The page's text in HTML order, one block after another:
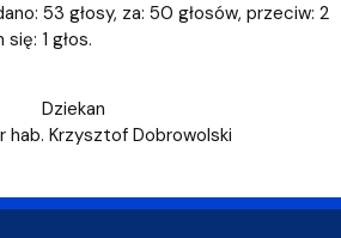
53 głosy, za: 50 głosów, przeciw: 2
1 głos.
Dziekan
hab. Krzysztof Dobrowolski